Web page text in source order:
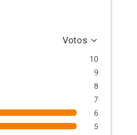
Votos
10
9
8
7
6
5